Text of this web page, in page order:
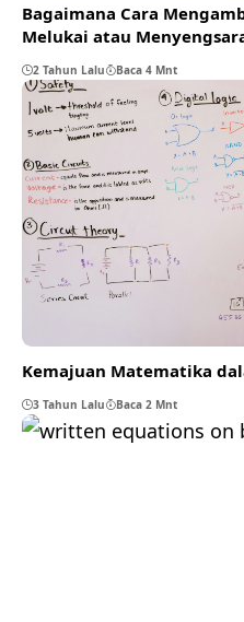
Bagaimana Cara
Melukai atau
2 Tahun Lalu Baca 4 Mnt
Kemajuan Matematika
3 Tahun Lalu Baca 2 Mnt